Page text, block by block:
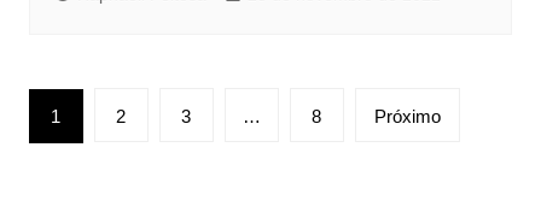
Paginação
de
1 2 3 … 8 Próximo